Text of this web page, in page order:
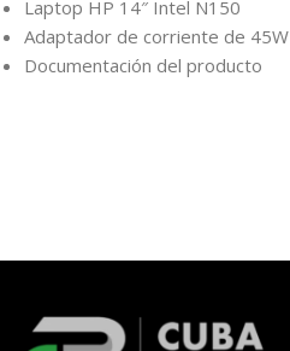
Laptop HP 14″ Intel N150
Adaptador de corriente de 45W
Documentación del producto